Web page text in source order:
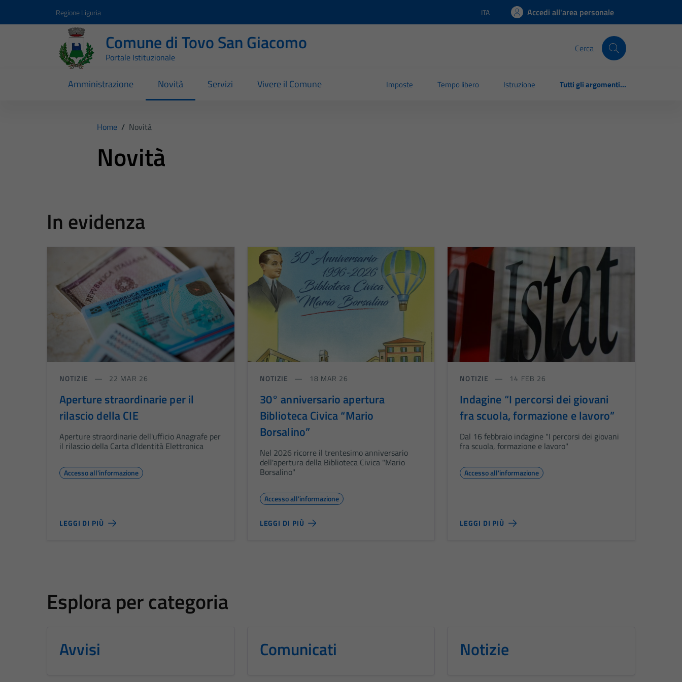
Regione Liguria Lingua attiva:
ITA Accedi all'area personale
Comune di Tovo San Giacomo
Portale Istituzionale
Cerca
Amministrazione Novità Servizi Vivere il Comune Imposte Tempo libero Istruzione Tutti gli argomenti...
Home / Novità
Novità
In evidenza
NOTIZIE 22 MAR 26
Aperture straordinarie per il
rilascio della CIE
Aperture straordinarie dell'ufficio Anagrafe per
il rilascio della Carta d’Identità Elettronica
Accesso all'informazione
LEGGI DI PIÙ
NOTIZIE 18 MAR 26
30° anniversario apertura
Biblioteca Civica “Mario
Borsalino”
Nel 2026 ricorre il trentesimo anniversario
dell'apertura della Biblioteca Civica "Mario
Borsalino"
Accesso all'informazione
LEGGI DI PIÙ
NOTIZIE 14 FEB 26
Indagine “I percorsi dei giovani
fra scuola, formazione e lavoro”
Dal 16 febbraio indagine "I percorsi dei giovani
fra scuola, formazione e lavoro"
Accesso all'informazione
LEGGI DI PIÙ
Esplora per categoria
Avvisi Comunicati Notizie